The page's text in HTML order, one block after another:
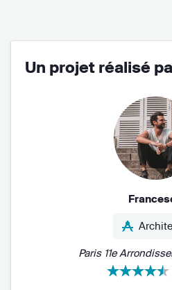
Un projet réalisé
Paris 11e